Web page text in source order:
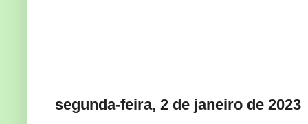
segunda-feira, 2 de janeiro de 2023